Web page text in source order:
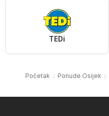
TEDi
Početak Ponude Osijek